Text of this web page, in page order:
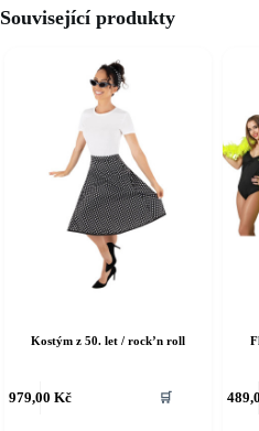
Související produkty
Kostým z 50. let / rock’n roll
979,00 Kč 🛒
produkt